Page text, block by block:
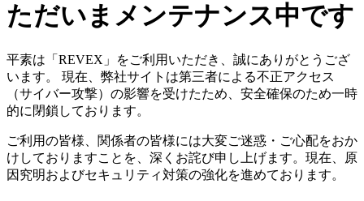
ただいまメンテナンス中です
平素は「REVEX」をご利用いただき、誠にありがとうござ
います。 現在、弊社サイトは第三者による不正アクセス
（サイバー攻撃）の影響を受けたため、安全確保のため一時
的に閉鎖しております。
ご利用の皆様、関係者の皆様には大変ご迷惑・ご心配をおか
けしておりますことを、深くお詫び申し上げます。現在、原
因究明およびセキュリティ対策の強化を進めております。